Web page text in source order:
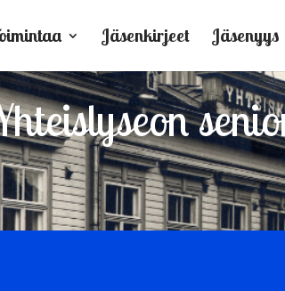
Jäsenkirjeet Jäsenyys